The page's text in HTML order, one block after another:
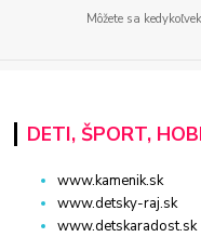
Môžete sa
DETI, ŠPORT,
www.kamenik.sk
www.detsky-raj.sk
www.detskaradost.sk